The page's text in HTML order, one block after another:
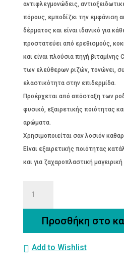
αντιφλεγμονώδεις,
πόρους, εμποδίζει την εμφάνιση
δέρματος και είναι ιδανικό για
προστατεύει από ερεθισμούς,
και είναι πλούσια πηγή
των ελεύθερων ριζών, τονώνει,
ελαστικότητα στην επιδερμίδα.
Προέρχεται από απόσταξη των
φυσικό, εξαιρετικής ποιότητας
αρώματα.
Χρησιμοποιείται σαν λοσιόν
Είναι εξαιρετικής ποιότητας
και για ζαχαροπλαστική
Προσθήκη στο
Add to Wishlist